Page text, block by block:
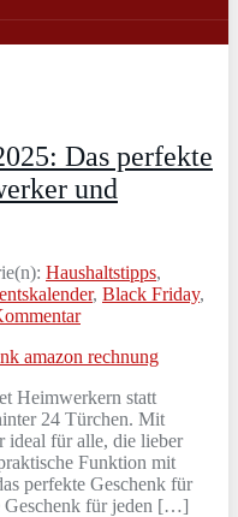
Das perfekte
und
Haushaltstipps,
, Black Friday,
Heimwerkern statt
24 Türchen. Mit
ideal für alle, die lieber
Funktion mit
perfekte Geschenk für
Geschenk für jeden […]